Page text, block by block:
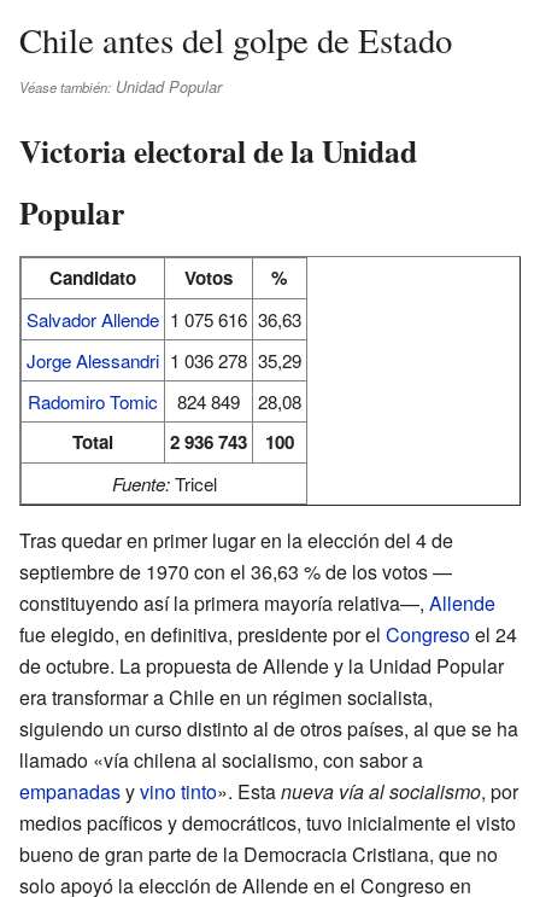
Chile antes del golpe de Estado
Véase también: Unidad Popular
Victoria electoral de la Unidad
Popular
Candidato Votos %
Salvador Allende 1 075 616 36,63
Jorge Alessandri 1 036 278 35,29
Radomiro Tomic
824 849 28,08
Total 2 936 743 100
Fuente:Tricel
Tras quedar en primer lugar en la elección del 4 de
septiembre de 1970 con el 36,63 % de los votos —
constituyendo así la primera mayoría relativa—, Allende
fue elegido, en definitiva, presidente por el Congresoel 24
de octubre. La propuesta de Allende y la Unidad Popular
era transformar a Chile en un régimen socialista,
siguiendo un curso distinto al de otros países, al que se ha
llamado «vía chilena al socialismo, con sabor a
empanadasyvino tinto». Estanueva vía al socialismo, por
medios pacíficos y democráticos, tuvo inicialmente el visto
bueno de gran parte de la Democracia Cristiana, que no
solo apoyó la elección de Allende en el Congreso en